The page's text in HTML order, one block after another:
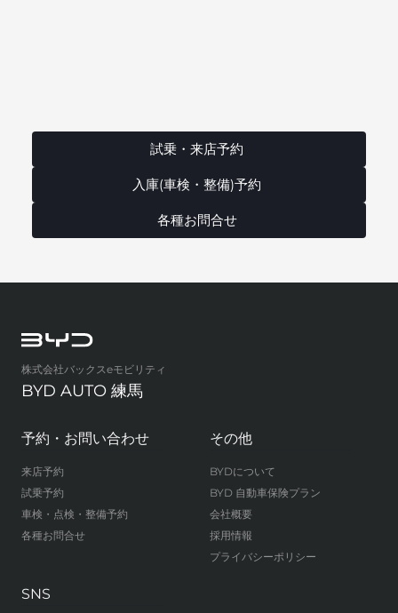
試乗・来店予約
入庫(車検・整備)予約
各種お問合せ
株式会社バックスeモビリティ
BYD AUTO 練馬
予約・お問い合わせ
来店予約
試乗予約
車検・点検・整備予約
各種お問合せ
その他
BYDについて
BYD 自動車保険プラン
会社概要
採用情報
プライバシーポリシー
SNS